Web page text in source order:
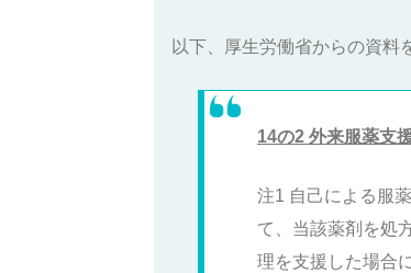
以下、厚生労働省からの資料
14の2 外来服薬支
注1 自己による服
て、当該薬剤を処
理を支援した場合